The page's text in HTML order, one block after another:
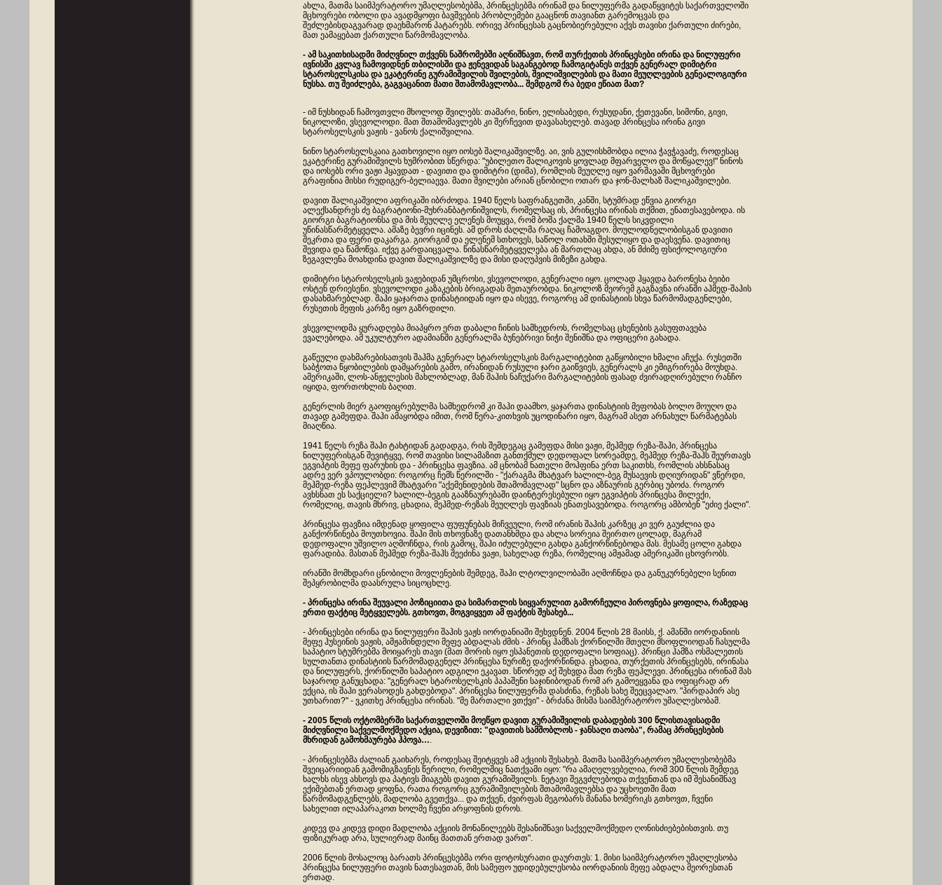
ახლა, მათმა საიმპერატორო უმაღლესობებმა, პრინცესებმა ირინამ და ნილუფერმა გადაწყვიტეს საქართველოში
მცხოვრები ობოლი და ავადმყოფი ბავშვების პრობლემები გააცნონ თავიანთ გარემოცვას და
შეძლებისდაგვარად დაეხმარონ პატარებს. ორივე პრინცესას გაცნობიერებული აქვს თავისი ქართული ძირები,
მათ ეამაყებათ ქართული წარმომავლობა.
- ამ საკითხისადმი მიძღვნილ თქვენს ნაშრომებში აღნიშნავთ, რომ თურქეთის პრინცესები ირინა და ნილუფერი
ივნისში კვლავ ჩამოვიდნენ თბილისში და ჟენევიდან საგანგებოდ ჩამოგიტანეს თქვენ გენერალ დიმიტრი
სტაროსელსკისა და ეკატერინე გურამიშვილის შვილების, შვილიშვილების და მათი მეუღლეების გენეალოგიური
ნუსხა. თუ შეიძლება, გაგვაცანით მათი შთამომავლობა... შემდგომ რა ბედი ეწიათ მათ?
- იმ ნუსხიდან ჩამოვთვლი მხოლოდ შვილებს: თამარი, ნინო, ელისაბედი, რუსუდანი, ქეთევანი, სიმონი, გივი,
ნიკოლოზი, ვსევოლოდი. მათ შთამომავლებს კი შერჩევით დავასახელებ. თავად პრინცესა ირინა გივი
სტაროსელსკის ვაჟის - ვანოს ქალიშვილია.
ნინო სტაროსელსკაია გათხოვილი იყო იოსებ შალიკაშვილზე. აი, ვის გულისხმობდა ილია ჭავჭავაძე, როდესაც
ეკატერინე გურამიშვილს ხუმრობით სწერდა: "უბილეთო შალიკოვის ყოვლად მფარველო და მოწყალევ!" ნინოს
და იოსებს ორი ვაჟი ჰყავდათ - დავითი და დიმიტრი (დიმა), რომლის მეუღლე იყო ვარშავაში მცხოვრები
გრაფინია მისსი რუდიგერ-ბელიაევა. მათი შვილები არიან ცნობილი ოთარ და ჯონ-მალხაზ შალიკაშვილები.
დავით შალიკაშვილი აფრიკაში იბრძოდა. 1940 წელს საფრანგეთში, კანში, სტუმრად ეწვია გიორგი
ალექსანდრეს ძე ბაგრატიონი-მუხრანბატონიშვილს, რომელსაც ის, პრინცესა ირინას თქმით, ენათესავებოდა. ის
გიორგი ბაგრატიონსა და მის მეუღლე ელენეს მოუყვა, რომ ბოშა ქალმა 1940 წელს სიკვდილი
უწინასწარმეტყველა. ამაზე ბევრი იცინეს. ამ დროს ძაღლმა რაღაც ჩამოაგდო. მოულოდნელობისგან დავითი
შეკრთა და ფერი დაკარგა. გიორგიმ და ელენემ სთხოვეს, საწოლ ოთახში შესულიყო და დაესვენა. დავითიც
შევიდა და წამოწვა. იქვე გარდაიცვალა. წინასწარმეტყველება ან მართლაც ახდა, ან მძიმე ფსიქოლოგიური
ზეგავლენა მოახდინა დავით შალიკაშვილზე და მისი დაღუპვის მიზეზი გახდა.
დიმიტრი სტაროსელსკის ვაჟებიდან უმცროსი, ვსევოლოდი, გენერალი იყო. ცოლად ჰყავდა ბარონესა ბეიბი
ოსტენ დრიესენი. ვსევოლოდი კაზაკების ბრიგადას მეთაურობდა. ნიკოლოზ მეორემ გაგზავნა ირანში აჰმედ-შაჰის
დასახმარებლად. შაჰი ყაჯართა დინასტიიდან იყო და ისევე, როგორც ამ დინასტიის სხვა წარმომადგენლები,
რუსეთის მეფის კარზე იყო გაზრდილი.
ვსევოლოდმა ყურადღება მიაპყრო ერთ დაბალი ჩინის სამხედროს, რომელსაც ცხენების გასუფთავება
ევალებოდა. ამ უკულტურო ადამიანში გენერალმა ბუნებრივი ნიჭი შენიშნა და ოფიცერი გახადა.
გაწეული დახმარებისათვის შაჰმა გენერალ სტაროსელსკის მარგალიტებით გაწყობილი ხმალი აჩუქა. რუსეთში
საბჭოთა წყობილების დამყარების გამო, ირანიდან რუსული ჯარი გაიწვიეს, გენერალს კი ემიგრირება მოუხდა.
ამერიკაში, ლოს-ანჟელესის მახლობლად, მან შაჰის ნაჩუქარი მარგალიტების ფასად ძვირადღირებული რანჩო
იყიდა, ფორთოხლის ბაღით.
გენერლის მიერ გაოფიცრებულმა სამხედრომ კი შაჰი დაამხო, ყაჯართა დინასტიის მეფობას ბოლო მოუღო და
თავად გამეფდა. შაჰი ამაყობდა იმით, რომ წერა-კითხვის უცოდინარი იყო, მაგრამ ასეთ არნახულ წარმატებას
მიაღწია.
1941 წელს რეზა შაჰი ტახტიდან გადადგა, რის შემდეგაც გამეფდა მისი ვაჟი, მეჰმედ რეზა-შაჰი, პრინცესა
ნილუფერისგან შევიტყვე, რომ თავისი სილამაზით განთქმულ დედოფალ სორეამდე, მეჰმედ რეზა-შაჰს შეურთავს
ეგვიპტის მეფე ფარუხის და - პრინცესა ფავზია. ამ ცნობამ ნათელი მოჰფინა ერთ საკითხს, რომლის ახსნასაც
ადრე ვერ ვპოულობდი: როგორც ჩემს წერილში - "ქარაგმა მხატვარ ხალილ-ბეგ მუსაევის დღიურიდან" ვწერდი,
მეჰმედ-რეზა ფეჰლევიმ მხატვარი "აქემენიდების შთამომავლად" სცნო და აზნაურის გერბიც უბოძა. როგორ
ავხსნათ ეს საქციელი? ხალილ-ბეგის გააზნაურებაში დაინტერესებული იყო ეგვიპტის პრინცესა მილექი,
რომელიც, თავის მხრივ, ცხადია, მეჰმედ-რეზას მეუღლეს ფავზიას ენათესავებოდა. როგორც ამბობენ "ეძიე ქალი".
პრინცესა ფავზია იმდენად ყოფილა ფუფუნებას მიჩვეული, რომ ირანის შაჰის კარზეც კი ვერ გაუძლია და
განქორწინება მოუთხოვია. შაჰი მის თხოვნაზე დათანხმდა და ახლა სორეია შეირთო ცოლად, მაგრამ
დედოფალი უშვილო აღმოჩნდა, რის გამოც, შაჰი იძულებული გახდა განქორწინებოდა მას. მესამე ცოლი გახდა
ფარადიბა. მასთან მეჰმედ რეზა-შაჰს შეეძინა ვაჟი, სახელად რეზა, რომელიც ამჟამად ამერიკაში ცხოვრობს.
ირანში მომხდარი ცნობილი მოვლენების შემდეგ, შაჰი ლტოლვილობაში აღმოჩნდა და განუკურნებელი სენით
შეპყრობილმა დაასრულა სიცოცხლე.
- პრინცესა ირინა შეუვალი პოზიციითა და სიმართლის სიყვარულით გამორჩეული პიროვნება ყოფილა, რაზედაც
ერთი ფაქტიც მეტყველებს. გთხოვთ, მოგვიყვეთ ამ ფაქტის შესახებ...
- პრინცესები ირინა და ნილუფერი შაჰის ვაჟს იორდანიაში შეხვდნენ. 2004 წლის 28 მაისს, ქ. ამანში იორდანიის
მეფე ჰუსეინის ვაჟის, ამჟამინდელი მეფე აბდალას ძმის - პრინც ჰამზას ქორწილში მთელი მსოფლიოდან ჩასულმა
საპატიო სტუმრებმა მოიყარეს თავი (მათ შორის იყო ესპანეთის დედოფალი სოფიაც). პრინცი ჰამზა ოსმალეთის
სულთანთა დინასტიის წარმომადგენელ პრინცესა ნურიზე დაქორწინდა. ცხადია, თურქეთის პრინცესებს, ირინასა
და ნილუფერს, ქორწილში საპატიო ადგილი ეკავათ. სწორედ აქ შეხვდა მათ რეზა ფეჰლევი. პრინცესა ირინამ მას
საჯაროდ განუცხადა: "გენერალ სტაროსელსკის პაპაშენი საჯინიბოდან რომ არ გამოეყვანა და ოფიცრად არ
ექცია, ის შაჰი ვერასოდეს გახდებოდა". პრინცესა ნილუფერმა დასძინა, რეზას სახე შეეცვალაო. "პირდაპირ ასე
უთხარით?" - ვკითხე პრინცესა ირინას. "მე მართალი ვთქვი" - ბრძანა მისმა საიმპერატორო უმაღლესობამ.
- 2005 წლის ოქტომბერში საქართველოში მოეწყო დავით გურამიშვილის დაბადების 300 წლისთავისადმი
მიძღვნილი საქველმოქმედო აქცია, დევიზით: "დავითის სამშობლოს - ჯანსაღი თაობა", რამაც პრინცესების
მხრიდან გამოხმაურება ჰპოვა….
- პრინცესებმა ძალიან გაიხარეს, როდესაც შეიტყვეს ამ აქციის შესახებ. მათმა საიმპერატორო უმაღლესობებმა
შვეიცარიიდან გამომიგზავნეს წერილი, რომელშიც ნათქვამი იყო: "რა ამაღელვებელია, რომ 300 წლის შემდეგ
ხალხს ისევ ახსოვს და პატივს მიაგებს დავით გურამიშვილს. ნეტავი შეგვძლებოდა თქვენთან და იმ შესანიშნავ
ექიმებთან ერთად ყოფნა, რათა როგორც გურამიშვილების შთამომავლებსა და უცხოეთში მათ
წარმომადგენლებს, მადლობა გვეთქვა... და თქვენ, ძვირფას მეგობარს მანანა ხომერიკს გთხოვთ, ჩვენი
სახელით ილაპარაკოთ ხოლმე ჩვენი არყოფნის დროს.
კიდევ და კიდევ დიდი მადლობა აქციის მონაწილეებს შესანიშნავი საქველმოქმედო ღონისძიებებისთვის. თუ
ფიზიკურად არა, სულიერად მაინც მათთან ერთად ვართ".
2006 წლის მოსალოც ბარათს პრინცესებმა ორი ფოტოსურათი დაურთეს: 1. მისი საიმპერატორო უმაღლესობა
პრინცესა ნილუფერი თავის ნათესავთან, მის სამეფო უდიდებულესობა იორდანიის მეფე აბდალა მეორესთან
ერთად.